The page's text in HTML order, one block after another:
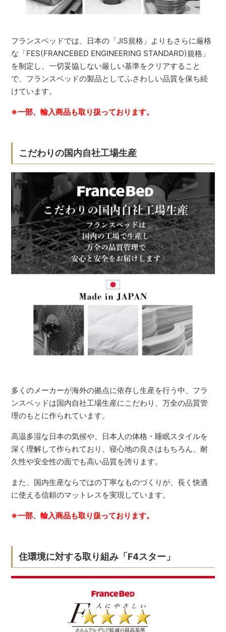
フランスベッドでは、日本の「JIS規格」よりもさらに厳格
な「FES(FRANCEBED ENGINEERING STANDARD)規格」
を制定し、一切妥協しない厳しい基準をクリアすること
で、フランスベッドの製品としてふさわしい品質を保ち続
けています。
※一部、輸入商品も取り扱っております。
こだわりの国内自社工場生産
多くのメーカーが海外の拠点に依存し生産を行う中、フラ
ンスベッドは国内自社工場生産にこだわり、万全の品質管
理のもとに作られています。
高温多湿な日本の気候や、日本人の体格・睡眠スタイルを
深く理解して作られており、寝心地の良さはもちろん、耐
久性や安全性の面でも高い品質を誇ります。
また、国内生産ならではの丁寧なものづくりが、長く快適
に使える信頼のマットレスを実現しています。
※一部、輸入商品も取り扱っております。
住環境に対する取り組み「F4スター」